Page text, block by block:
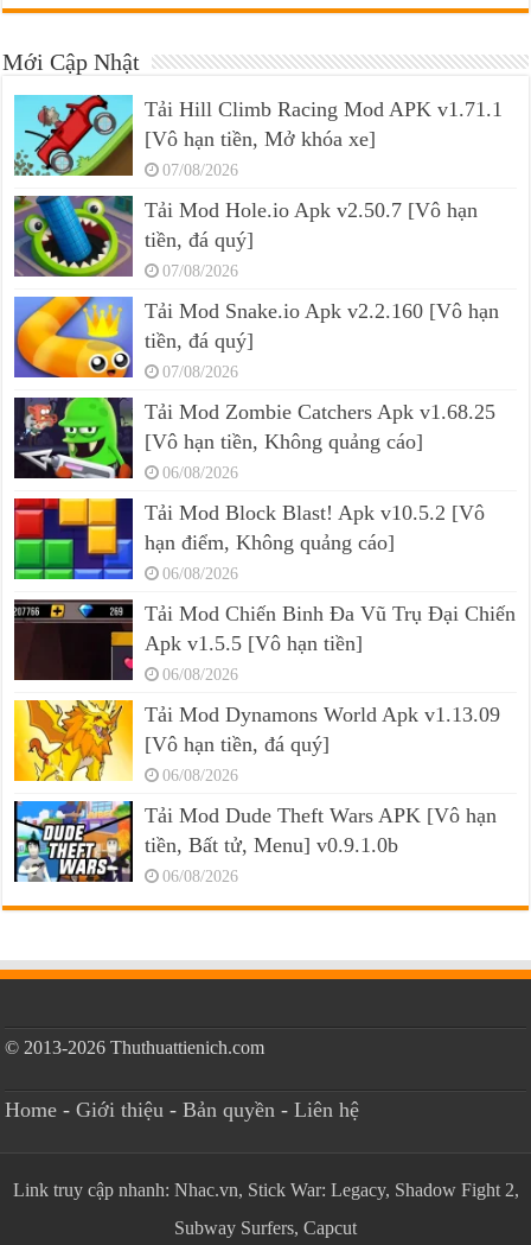
Mới Cập Nhật
Tải Hill Climb Racing Mod APK v1.71.1
[Vô hạn tiền, Mở khóa xe]
07/08/2026
Tải Mod Hole.io Apk v2.50.7 [Vô hạn
tiền, đá quý]
07/08/2026
Tải Mod Snake.io Apk v2.2.160 [Vô hạn
tiền, đá quý]
07/08/2026
Tải Mod Zombie Catchers Apk v1.68.25
[Vô hạn tiền, Không quảng cáo]
06/08/2026
Tải Mod Block Blast! Apk v10.5.2 [Vô
hạn điểm, Không quảng cáo]
06/08/2026
Tải Mod Chiến Binh Đa Vũ Trụ Đại Chiến
Apk v1.5.5 [Vô hạn tiền]
06/08/2026
Tải Mod Dynamons World Apk v1.13.09
[Vô hạn tiền, đá quý]
06/08/2026
Tải Mod Dude Theft Wars APK [Vô hạn
tiền, Bất tử, Menu] v0.9.1.0b
06/08/2026
© 2013-2026 Thuthuattienich.com
Home -Giới thiệu -Bản quyền -Liên hệ
Link truy cập nhanh: Nhac.vn, Stick War: Legacy, Shadow Fight 2,
Subway Surfers, Capcut